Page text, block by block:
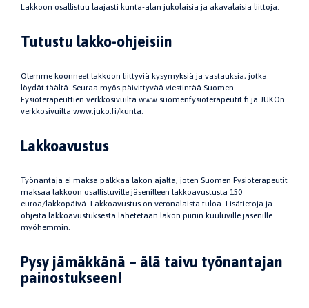
Lakkoon osallistuu laajasti kunta-alan jukolaisia ja akavalaisia liittoja.
Tutustu lakko-ohjeisiin
Olemme koonneet lakkoon liittyviä kysymyksiä ja vastauksia, jotka
löydät täältä. Seuraa myös päivittyvää viestintää Suomen
Fysioterapeuttien verkkosivuilta www.suomenfysioterapeutit.fi ja JUKOn
verkkosivuilta www.juko.fi/kunta.
Lakkoavustus
Työnantaja ei maksa palkkaa lakon ajalta, joten Suomen Fysioterapeutit
maksaa lakkoon osallistuville jäsenilleen lakkoavustusta 150
euroa/lakkopäivä. Lakkoavustus on veronalaista tuloa. Lisätietoja ja
ohjeita lakkoavustuksesta lähetetään lakon piiriin kuuluville jäsenille
myöhemmin.
Pysy jämäkkänä – älä taivu työnantajan
painostukseen!